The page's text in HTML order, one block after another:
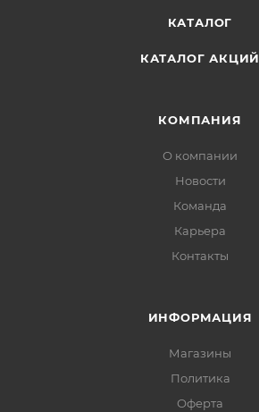
КАТАЛОГ
КАТАЛОГ АКЦИЙ
КОМПАНИЯ
О компании
Новости
Команда
Карьера
Контакты
ИНФОРМАЦИЯ
Магазины
Политика
Офертa